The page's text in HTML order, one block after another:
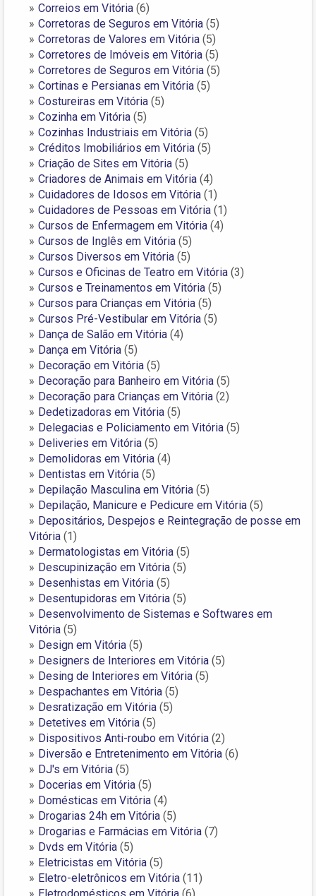
Correios em Vitória (6)
Corretoras de Seguros em Vitória (5)
Corretoras de Valores em Vitória (5)
Corretores de Imóveis em Vitória (5)
Corretores de Seguros em Vitória (5)
Cortinas e Persianas em Vitória (5)
Costureiras em Vitória (5)
Cozinha em Vitória (5)
Cozinhas Industriais em Vitória (5)
Créditos Imobiliários em Vitória (5)
Criação de Sites em Vitória (5)
Criadores de Animais em Vitória (4)
Cuidadores de Idosos em Vitória (1)
Cuidadores de Pessoas em Vitória (1)
Cursos de Enfermagem em Vitória (4)
Cursos de Inglês em Vitória (5)
Cursos Diversos em Vitória (5)
Cursos e Oficinas de Teatro em Vitória (3)
Cursos e Treinamentos em Vitória (5)
Cursos para Crianças em Vitória (5)
Cursos Pré-Vestibular em Vitória (5)
Dança de Salão em Vitória (4)
Dança em Vitória (5)
Decoração em Vitória (5)
Decoração para Banheiro em Vitória (5)
Decoração para Crianças em Vitória (2)
Dedetizadoras em Vitória (5)
Delegacias e Policiamento em Vitória (5)
Deliveries em Vitória (5)
Demolidoras em Vitória (4)
Dentistas em Vitória (5)
Depilação Masculina em Vitória (5)
Depilação, Manicure e Pedicure em Vitória (5)
Depositários, Despejos e Reintegração de posse em
Vitória (1)
Dermatologistas em Vitória (5)
Descupinização em Vitória (5)
Desenhistas em Vitória (5)
Desentupidoras em Vitória (5)
Desenvolvimento de Sistemas e Softwares em
Vitória (5)
Design em Vitória (5)
Designers de Interiores em Vitória (5)
Desing de Interiores em Vitória (5)
Despachantes em Vitória (5)
Desratização em Vitória (5)
Detetives em Vitória (5)
Dispositivos Anti-roubo em Vitória (2)
Diversão e Entretenimento em Vitória (6)
DJ's em Vitória (5)
Docerias em Vitória (5)
Domésticas em Vitória (4)
Drogarias 24h em Vitória (5)
Drogarias e Farmácias em Vitória (7)
Dvds em Vitória (5)
Eletricistas em Vitória (5)
Eletro-eletrônicos em Vitória (11)
Eletrodomésticos em Vitória (6)